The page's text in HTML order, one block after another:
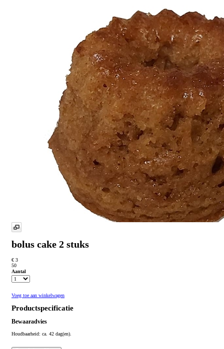
bolus cake 2 stuks
€ 3
50
Aantal
Voeg toe aan winkelwagen
Productspecificatie
Bewaaradvies
Houdbaarheid: ca. 42 dag(en).